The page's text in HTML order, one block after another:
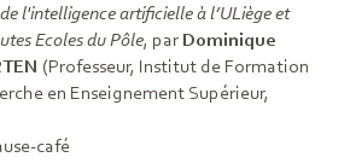
l'intelligence artificielle à l’ULiège et
Ecoles du Pôle, par Dominique
(Professeur, Institut de Formation
en Enseignement Supérieur,
café